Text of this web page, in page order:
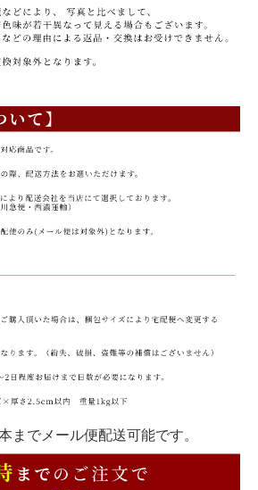
までメール便配送可能です。